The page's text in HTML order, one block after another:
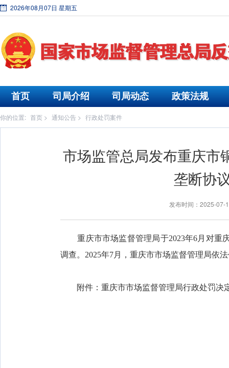
2026年08月07日 星期五
首页 司局介绍 司局动态 政策法规
你的位置: 首页 > 通知公告 > 行政处罚案件
市场监管总局发布重庆市
垄断协
发布时间：2025-
重庆市市场监督管理局于2023年6月对重
调查。2025年7月，重庆市市场监督管理局依
附件：重庆市市场监督管理局行政处罚决